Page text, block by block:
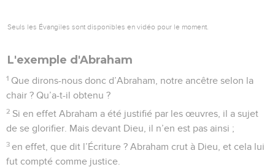
Seuls les Évangiles sont disponibles en vidéo pour le moment.
L'exemple d'Abraham
1 Que dirons-nous donc d’Abraham, notre ancêtre selon la
chair ? Qu’a-t-il obtenu ?
2 Si en effet Abraham a été justifié par les œuvres, il a sujet
de se glorifier. Mais devant Dieu, il n’en est pas ainsi ;
3 en effet, que dit l’Écriture ? Abraham crut à Dieu, et cela lui
fut compté comme justice.